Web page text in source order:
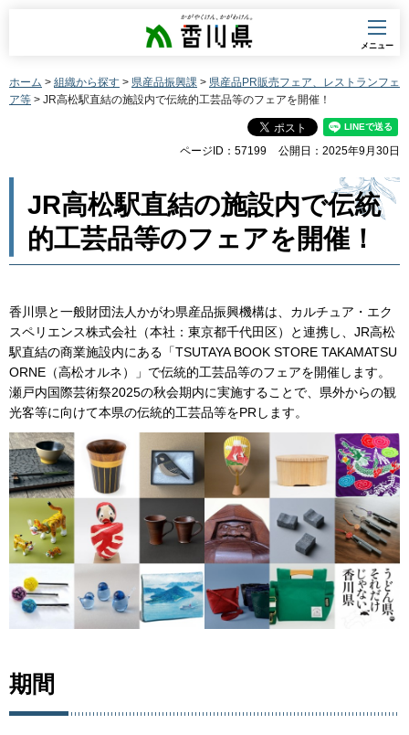
香川県
メニュー
ホーム > 組織から探す > 県産品振興課 > 県産品PR販売フェア、レストランフェ
ア等 > JR高松駅直結の施設内で伝統的工芸品等のフェアを開催！
ページID：57199 公開日：2025年9月30日
JR高松駅直結の施設内で伝統
的工芸品等のフェアを開催！
香川県と一般財団法人かがわ県産品振興機構は、カルチュア・エク
スペリエンス株式会社（本社：東京都千代田区）と連携し、JR高松
駅直結の商業施設内にある「TSUTAYA BOOK STORE TAKAMATSU
ORNE（高松オルネ）」で伝統的工芸品等のフェアを開催します。
瀬戸内国際芸術祭2025の秋会期内に実施することで、県外からの観
光客等に向けて本県の伝統的工芸品等をPRします。
期間